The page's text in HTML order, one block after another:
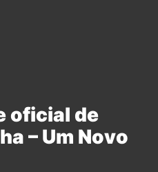
oficial de
– Um Novo